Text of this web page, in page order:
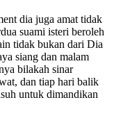
dia juga amat tidak
suami isteri beroleh
tidak bukan dari Dia
siang dan malam
bilakah sinar
dan tiap hari balik
untuk dimandikan